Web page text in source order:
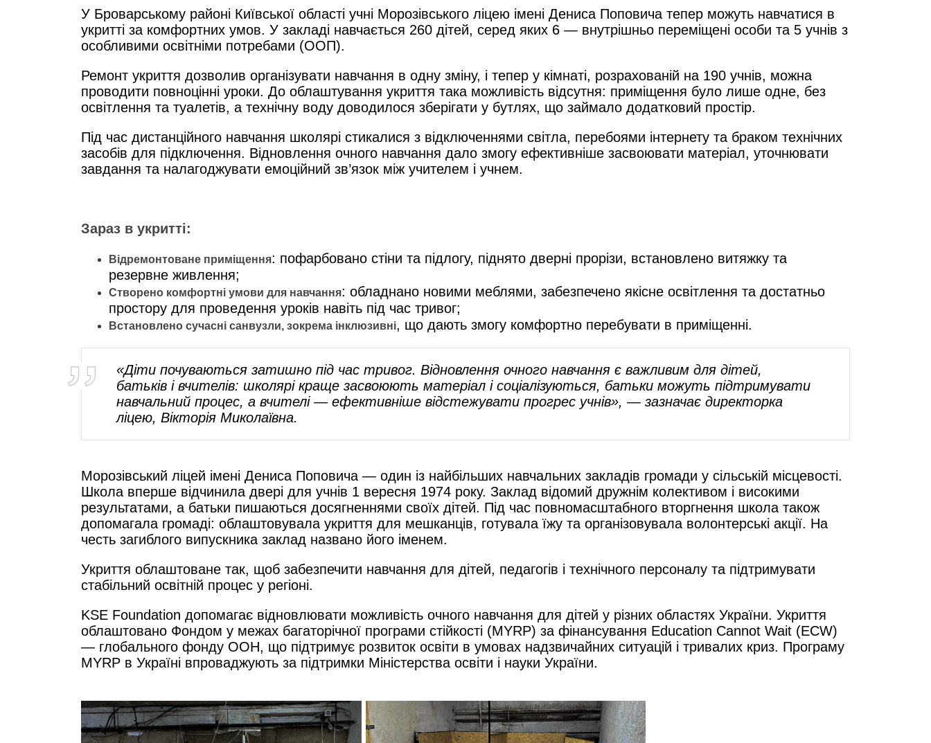
У Броварському районі Київської області учні Морозівського ліцею імені Дениса Поповича тепер можуть навчатися в
укритті за комфортних умов. У закладі навчається 260 дітей, серед яких 6 — внутрішньо переміщені особи та 5 учнів з
особливими освітніми потребами (ООП).
Ремонт укриття дозволив організувати навчання в одну зміну, і тепер у кімнаті, розрахованій на 190 учнів, можна
проводити повноцінні уроки. До облаштування укриття така можливість відсутня: приміщення було лише одне, без
освітлення та туалетів, а технічну воду доводилося зберігати у бутлях, що займало додатковий простір.
Під час дистанційного навчання школярі стикалися з відключеннями світла, перебоями інтернету та браком технічних
засобів для підключення. Відновлення очного навчання дало змогу ефективніше засвоювати матеріал, уточнювати
завдання та налагоджувати емоційний зв’язок між учителем і учнем.
Зараз в укритті:
Відремонтоване приміщення: пофарбовано стіни та підлогу, піднято дверні прорізи, встановлено витяжку та
резервне живлення;
Створено комфортні умови для навчання: обладнано новими меблями, забезпечено якісне освітлення та достатньо
простору для проведення уроків навіть під час тривог;
Встановлено сучасні санвузли, зокрема інклюзивні, що дають змогу комфортно перебувати в приміщенні.
«Діти почуваються затишно під час тривог. Відновлення очного навчання є важливим для дітей,
батьків і вчителів: школярі краще засвоюють матеріал і соціалізуються, батьки можуть підтримувати
навчальний процес, а вчителі — ефективніше відстежувати прогрес учнів», — зазначає директорка
ліцею, Вікторія Миколаївна.
Морозівський ліцей імені Дениса Поповича — один із найбільших навчальних закладів громади у сільській місцевості.
Школа вперше відчинила двері для учнів 1 вересня 1974 року. Заклад відомий дружнім колективом і високими
результатами, а батьки пишаються досягненнями своїх дітей. Під час повномасштабного вторгнення школа також
допомагала громаді: облаштовувала укриття для мешканців, готувала їжу та організовувала волонтерські акції. На
честь загиблого випускника заклад названо його іменем.
Укриття облаштоване так, щоб забезпечити навчання для дітей, педагогів і технічного персоналу та підтримувати
стабільний освітній процес у регіоні.
KSE Foundation допомагає відновлювати можливість очного навчання для дітей у різних областях України. Укриття
облаштовано Фондом у межах багаторічної програми стійкості (MYRP) за фінансування Education Cannot Wait (ECW)
— глобального фонду ООН, що підтримує розвиток освіти в умовах надзвичайних ситуацій і тривалих криз. Програму
MYRP в Україні впроваджують за підтримки Міністерства освіти і науки України.